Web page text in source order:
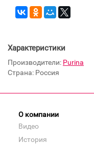
Характеристики
Производители: Purina
Страна: Россия
О компании
Видео
История